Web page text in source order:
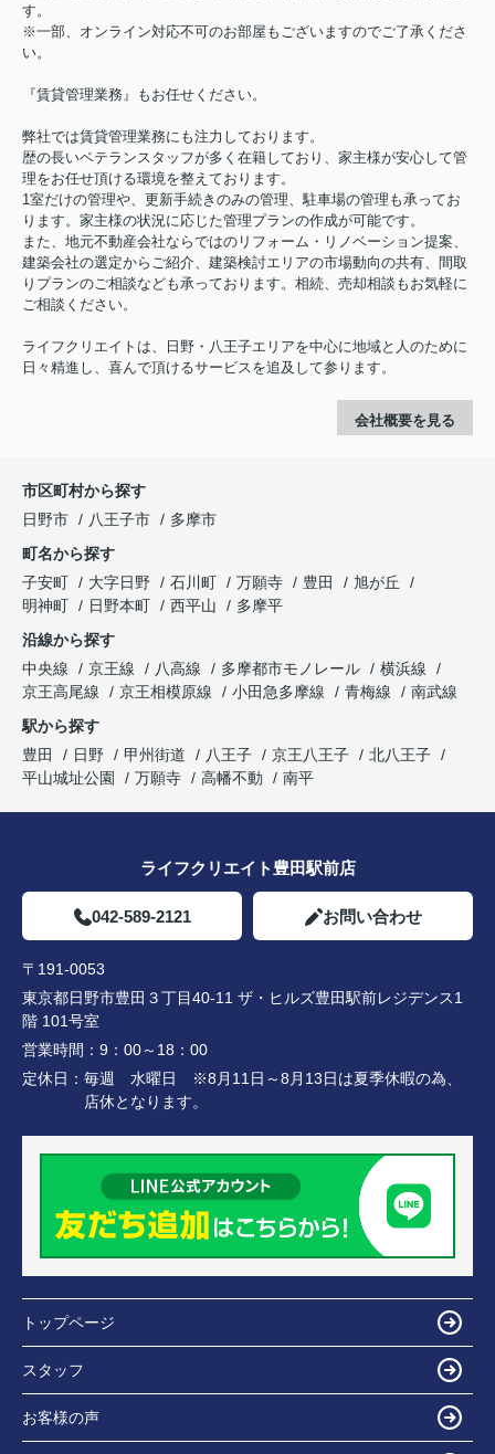
す。
※一部、オンライン対応不可のお部屋もございますのでご了承くださ
い。
『賃貸管理業務』もお任せください。
弊社では賃貸管理業務にも注力しております。
歴の長いベテランスタッフが多く在籍しており、家主様が安心して管
理をお任せ頂ける環境を整えております。
1室だけの管理や、更新手続きのみの管理、駐車場の管理も承ってお
ります。家主様の状況に応じた管理プランの作成が可能です。
また、地元不動産会社ならではのリフォーム・リノベーション提案、
建築会社の選定からご紹介、建築検討エリアの市場動向の共有、間取
りプランのご相談なども承っております。相続、売却相談もお気軽に
ご相談ください。
ライフクリエイトは、日野・八王子エリアを中心に地域と人のために
日々精進し、喜んで頂けるサービスを追及して参ります。
会社概要を見る
市区町村から探す
日野市
八王子市
多摩市
町名から探す
子安町
大字日野 石川町 万願寺 豊田
旭が丘
明神町
日野本町 西平山
多摩平
沿線から探す
中央線
京王線 八高線 多摩都市モノレール
横浜線
京王高尾線
京王相模原線 小田急多摩線 青梅線
南武線
駅から探す
豊田
日野 甲州街道 八王子 京王八王子
北八王子
平山城址公園
万願寺 高幡不動 南平
ライフクリエイト豊田駅前店
042-589-2121 お問い合わせ
〒191-0053
東京都日野市豊田３丁目40-11 ザ・ヒルズ豊田駅前レジデンス1
階 101号室
営業時間： 9：00～18：00
定休日： 毎週 水曜日 ※8月11日～8月13日は夏季休暇の為、
店休となります。
トップページ
スタッフ
お客様の声